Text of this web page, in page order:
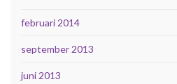
februari 2014
september 2013
juni 2013